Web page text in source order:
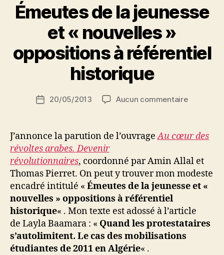
Émeutes de la jeunesse
et « nouvelles »
oppositions à référentiel
historique
de
a
r
N
d
b
i
M
s
s
a
Date20/05/2013 Aucun commentairesur
jeunesse
«
nouvelles
»
à
référentiel
J’annonce la parution de l’ouvrageAu cœur des
révoltes arabes. Devenir
révolutionnaires, coordonné par Amin Allal et
Thomas Pierret. On peut y trouver mon modeste
encadré intitulé « Émeutes de la jeunesse et «
nouvelles » oppositions à référentiel
historique« . Mon texte est adossé à l’article
de Layla Baamara : « Quand les protestataires
s’autolimitent. Le cas des mobilisations
étudiantes de 2011 en Algérie« .